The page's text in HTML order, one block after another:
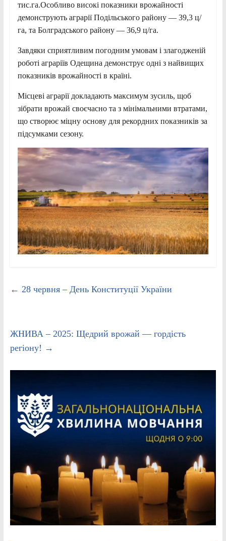
тис.га.Особливо високі показники врожайності
демонструють аграрії Подільського району — 39,3 ц/
га, та Болградського району — 36,9 ц/га.
Завдяки сприятливим погодним умовам і злагодженій
роботі аграріїв Одещина демонструє одні з найвищих
показників врожайності в країні.
Місцеві аграрії докладають максимум зусиль, щоб
зібрати врожай своєчасно та з мінімальними втратами,
що створює міцну основу для рекордних показників за
підсумками сезону.
← 28 червня – День Конституції України
ЖНИВА – 2025: Щедрий врожай — гордість
регіону! →